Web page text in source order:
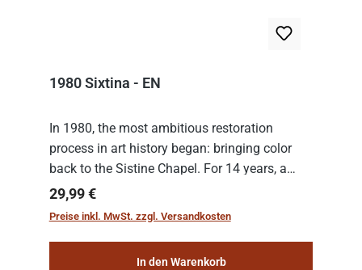
1980 Sixtina - EN
In 1980, the most ambitious restoration
process in art history began: bringing color
back to the Sistine Chapel. For 14 years, a
team of experts from the Vatican undertook
the meticulous job of cleaning and
Regulärer Preis:
29,99 €
Preise inkl. MwSt. zzgl. Versandkosten
In den Warenkorb